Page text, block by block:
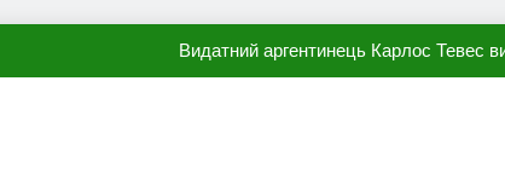
Видатний аргентинець Карлос Тевес